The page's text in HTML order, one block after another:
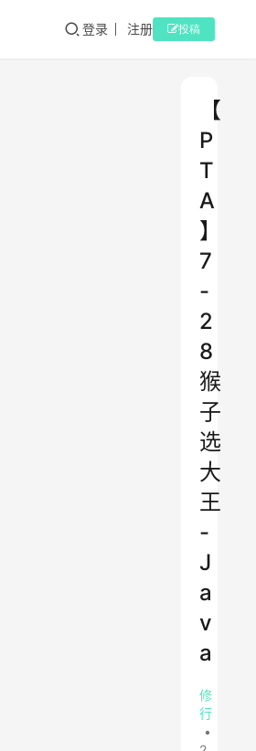
登录 注册 投稿
【
P
T
A
】
7
-
2
8
猴
子
选
大
王
-
J
a
v
a
修
行
•